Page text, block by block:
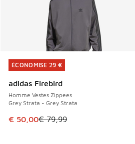
ÉCONOMISE 29 €
adidas Firebird
Homme Vestes Zippees
Grey Strata - Grey Strata
Cet article est en promotion. Prix
€ 50,00€ 79,99
ÉCONOMISE 29 €